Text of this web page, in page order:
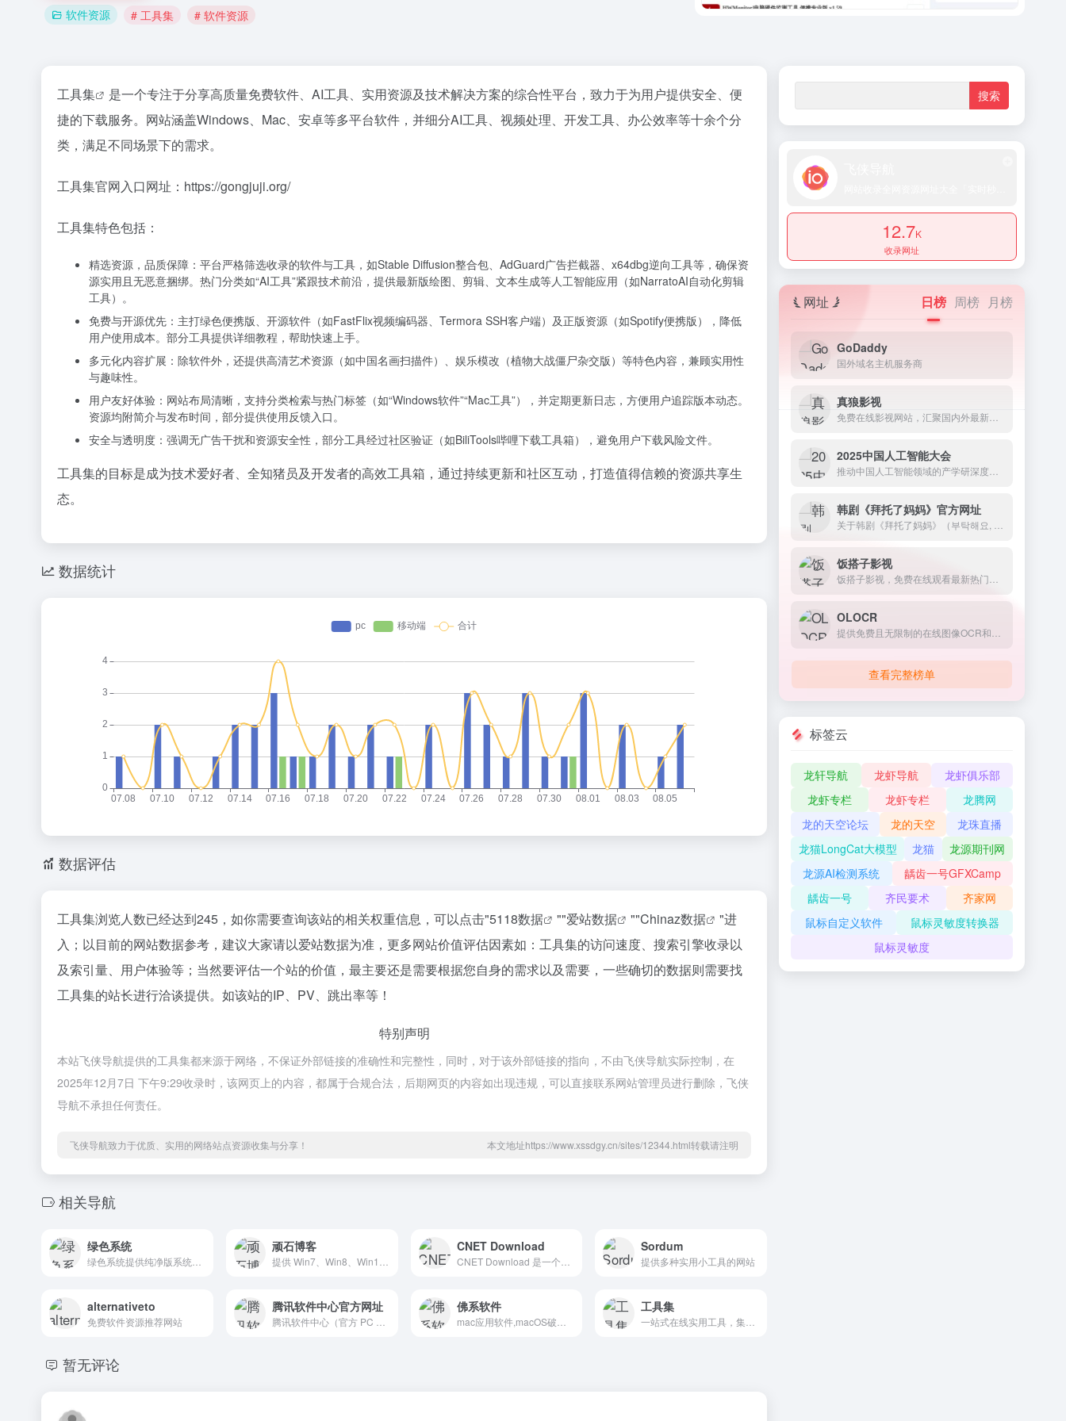
软件资源 # 工具集 # 软件资源
工具集
是一个专注于分享高质量免费软件、AI工具、实用资源及技术解决方案的综合性平台，致力于为用户提供安全、便
捷的下载服务。网站涵盖Windows、Mac、安卓等多平台软件，并细分AI工具、视频处理、开发工具、办公效率等十余个分
类，满足不同场景下的需求。
工具集官网入口网址：https://gongjuji.org/
工具集特色包括：
精选资源，品质保障：平台严格筛选收录的软件与工具，如Stable Diffusion整合包、AdGuard广告拦截器、x64dbg逆向工具等，确保资
源实用且无恶意捆绑。热门分类如“AI工具”紧跟技术前沿，提供最新版绘图、剪辑、文本生成等人工智能应用（如NarratoAI自动化剪辑
工具）。
免费与开源优先：主打绿色便携版、开源软件（如FastFlix视频编码器、Termora SSH客户端）及正版资源（如Spotify便携版），降低
用户使用成本。部分工具提供详细教程，帮助快速上手。
多元化内容扩展：除软件外，还提供高清艺术资源（如中国名画扫描件）、娱乐模改（植物大战僵尸杂交版）等特色内容，兼顾实用性
与趣味性。
用户友好体验：网站布局清晰，支持分类检索与热门标签（如“Windows软件”“Mac工具”），并定期更新日志，方便用户追踪版本动态。
资源均附简介与发布时间，部分提供使用反馈入口。
安全与透明度：强调无广告干扰和资源安全性，部分工具经过社区验证（如BiliTools哔哩下载工具箱），避免用户下载风险文件。
工具集的目标是成为技术爱好者、全知猪员及开发者的高效工具箱，通过持续更新和社区互动，打造值得信赖的资源共享生
态。
数据统计
数据评估
工具集浏览人数已经达到245，如你需要查询该站的相关权重信息，可以点击"5118数据 ""爱站数据 ""Chinaz数据
"进
入；以目前的网站数据参考，建议大家请以爱站数据为准，更多网站价值评估因素如：工具集的访问速度、搜索引擎收录以
及索引量、用户体验等；当然要评估一个站的价值，最主要还是需要根据您自身的需求以及需要，一些确切的数据则需要找
工具集的站长进行洽谈提供。如该站的IP、PV、跳出率等！
特别声明
本站飞侠导航提供的工具集都来源于网络，不保证外部链接的准确性和完整性，同时，对于该外部链接的指向，不由飞侠导航实际控制，在
2025年12月7日 下午9:29收录时，该网页上的内容，都属于合规合法，后期网页的内容如出现违规，可以直接联系网站管理员进行删除，飞侠
导航不承担任何责任。
飞侠导航致力于优质、实用的网络站点资源收集与分享！ 本文地址https://www.xssdgy.cn/sites/12344.html转载请注明
相关导航
绿色系统 顽石博客 CNET Download Sordum
提供多种实用小工具的网站
alternativeto
免费软件资源推荐网站
腾讯软件中心官方网址 佛系软件 工具集
暂无评论
12.7K
收录网址
网址 日榜 周榜 月榜
GoDaddy
国外域名主机服务商
真狼影视
2025中国人工智能大会
韩剧《拜托了妈妈》官方网址
饭搭子影视
OLOCR
查看完整榜单
标签云
龙轩导航 龙虾导航
龙虾俱乐部
龙虾专栏
龙虾专栏
龙腾网
龙的天空论坛
龙的天空
龙珠直播
龙猫LongCat大模型
龙猫
龙源期刊网
龙源AI检测系统
龋齿一号GFXCamp
龋齿一号
齐民要术
齐家网
鼠标自定义软件
鼠标灵敏度转换器
鼠标灵敏度